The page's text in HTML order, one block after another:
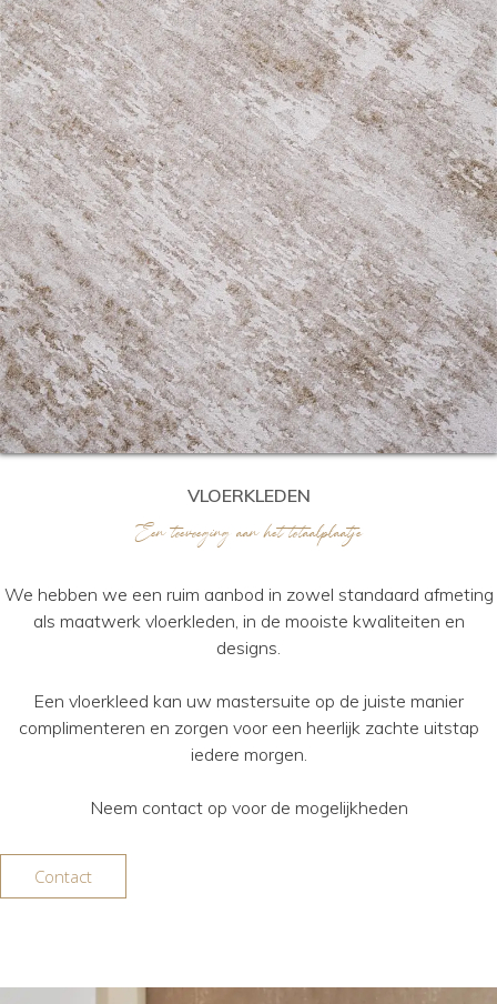
VLOERKLEDEN
Een toevoeging aan het totaalplaatje
We hebben we een ruim aanbod in zowel standaard afmeting
als maatwerk vloerkleden, in de mooiste kwaliteiten en
designs.
Een vloerkleed kan uw mastersuite op de juiste manier
complimenteren en zorgen voor een heerlijk zachte uitstap
iedere morgen.
Neem contact op voor de mogelijkheden
Contact